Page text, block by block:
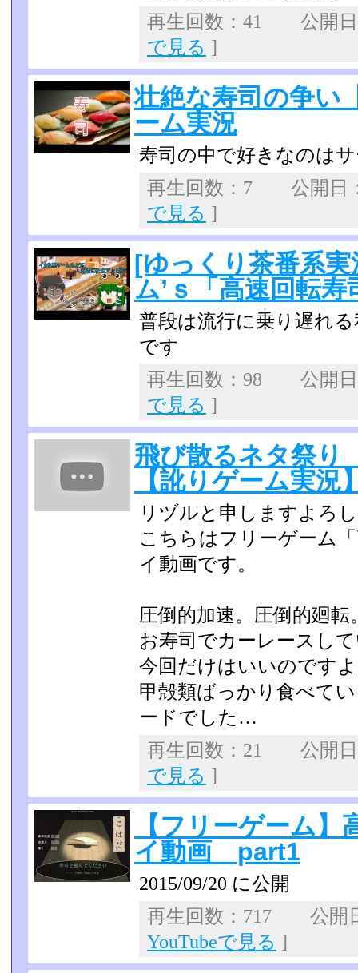
再生回数：41 公開
で見る ]
壮絶な寿司の争い
ーム実況
寿司の中で好きなのは
再生回数：7 公開
で見る ]
[ゆっくり茶番系
ム’ｓ「高速回転寿
普段は流行に乗り遅れ
です
再生回数：98 公開
で見る ]
飛び散るネタ祭り
【訛りゲーム実況
リヅルと申しますよろ
こちらはフリーゲーム
イ動画です。
圧倒的加速。圧倒的廻転
お寿司でカーレースし
今回だけはいいのです
甲殻類ばっかり食べて
ードでした…
再生回数：21 公開
で見る ]
【フリーゲーム
イ動画 part1
2015/09/20 に公開
再生回数：717 公開
YouTubeで見る ]